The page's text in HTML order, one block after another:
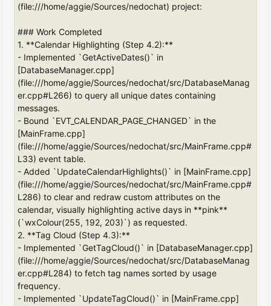
(file:///home/aggie/Sources/nedochat) project:
### Work Completed
1. **Calendar Highlighting (Step 4.2):**
- Implemented `GetActiveDates()` in
[DatabaseManager.cpp]
(file:///home/aggie/Sources/nedochat/src/DatabaseManag
er.cpp#L266) to query all unique dates containing
messages.
- Bound `EVT_CALENDAR_PAGE_CHANGED` in the
[MainFrame.cpp]
(file:///home/aggie/Sources/nedochat/src/MainFrame.cpp#
L33) event table.
- Added `UpdateCalendarHighlights()` in [MainFrame.cpp]
(file:///home/aggie/Sources/nedochat/src/MainFrame.cpp#
L286) to clear and redraw custom attributes on the
calendar, visually highlighting active days in **pink**
(`wxColour(255, 192, 203)`) as requested.
2. **Tag Cloud (Step 4.3):**
- Implemented `GetTagCloud()` in [DatabaseManager.cpp]
(file:///home/aggie/Sources/nedochat/src/DatabaseManag
er.cpp#L284) to fetch tag names sorted by usage
frequency.
- Implemented `UpdateTagCloud()` in [MainFrame.cpp]